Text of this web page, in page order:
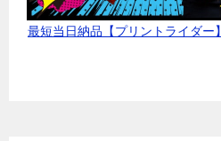
最短当日納品【プリントライダー】